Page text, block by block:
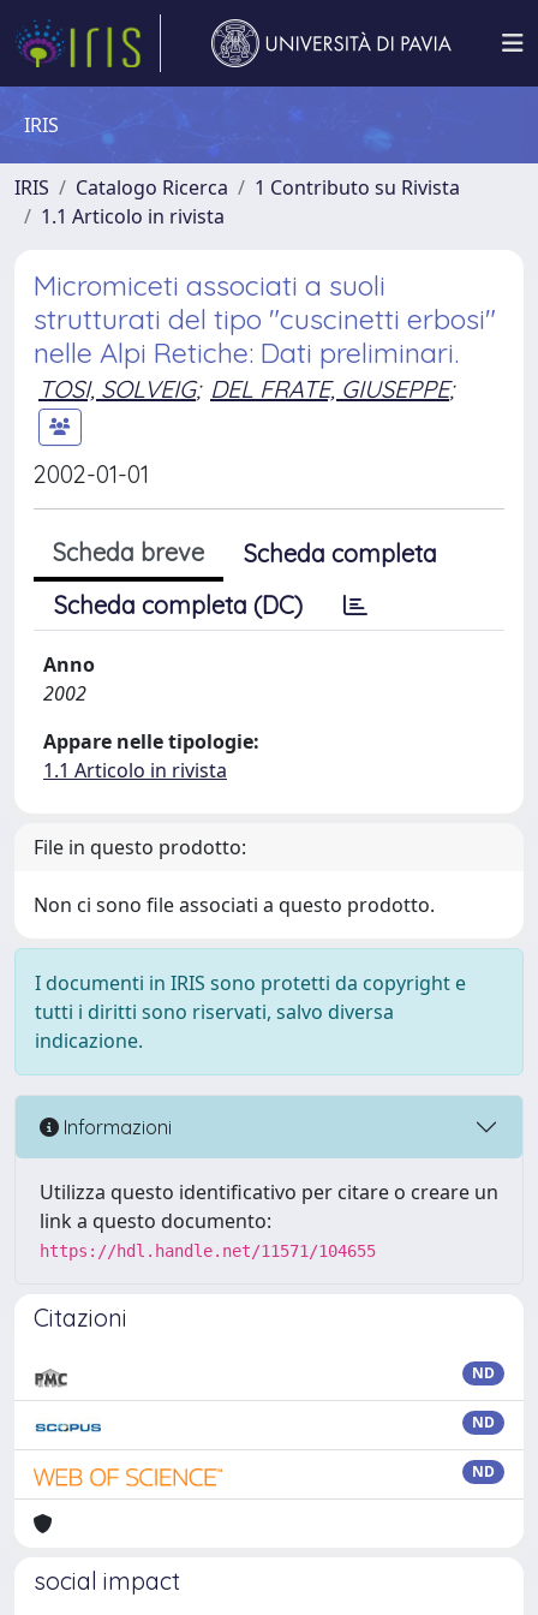
IRIS
IRIS Catalogo Ricerca
1 Contributo su Rivista
1.1 Articolo in rivista
Micromiceti associati a suoli
strutturati del tipo "cuscinetti erbosi"
nelle Alpi Retiche: Dati preliminari.
TOSI, SOLVEIG; DEL FRATE, GIUSEPPE;
2002-01-01
Scheda breve
Scheda completa
Scheda completa (DC)
Anno
2002
Appare nelle tipologie:
1.1 Articolo in rivista
File in questo prodotto:
Non ci sono file associati a questo prodotto.
I documenti in IRIS sono protetti da copyright e
tutti i diritti sono riservati, salvo diversa
indicazione.
Informazioni
Utilizza questo identificativo per citare o creare un
link a questo documento:
https://hdl.handle.net/11571/104655
Citazioni
ND
ND
ND
social impact